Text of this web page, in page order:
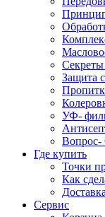
Секреты
Защита
УФ-
Где купить
Точки
Как
Сервис